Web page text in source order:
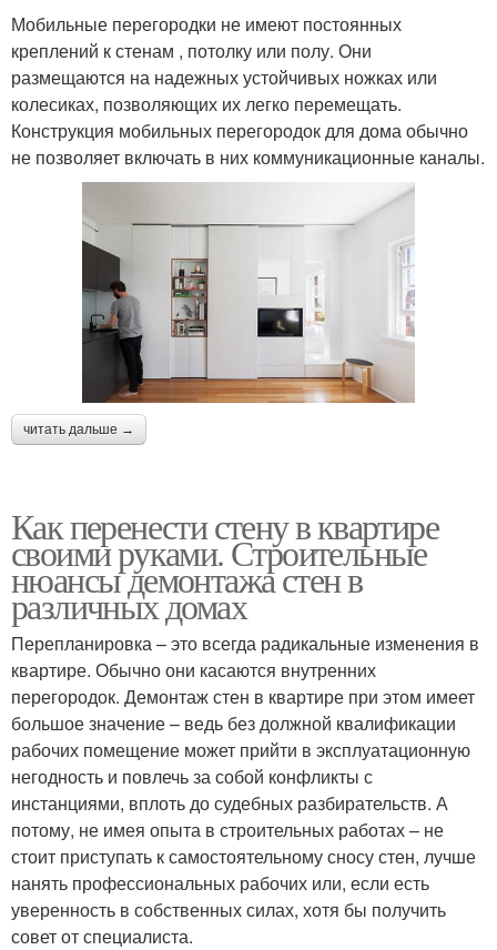
Мобильные перегородки не имеют постоянных
креплений к стенам , потолку или полу. Они
размещаются на надежных устойчивых ножках или
колесиках, позволяющих их легко перемещать.
Конструкция мобильных перегородок для дома обычно
не позволяет включать в них коммуникационные каналы.
читать дальше →
Как перенести стену в квартире
своими руками. Строительные
нюансы демонтажа стен в
различных домах
Перепланировка – это всегда радикальные изменения в
квартире. Обычно они касаются внутренних
перегородок. Демонтаж стен в квартире при этом имеет
большое значение – ведь без должной квалификации
рабочих помещение может прийти в эксплуатационную
негодность и повлечь за собой конфликты с
инстанциями, вплоть до судебных разбирательств. А
потому, не имея опыта в строительных работах – не
стоит приступать к самостоятельному сносу стен, лучше
нанять профессиональных рабочих или, если есть
уверенность в собственных силах, хотя бы получить
совет от специалиста.